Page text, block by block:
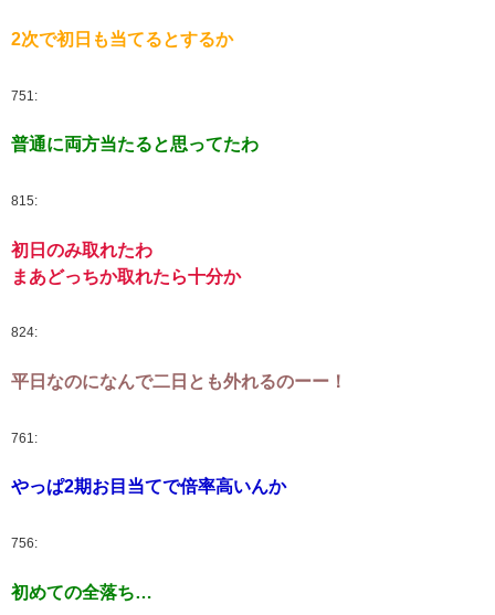
2次で初日も当てるとするか
751:
普通に両方当たると思ってたわ
815:
初日のみ取れたわ
まあどっちか取れたら十分か
824:
平日なのになんで二日とも外れるのーー！
761:
やっぱ2期お目当てで倍率高いんか
756:
初めての全落ち…